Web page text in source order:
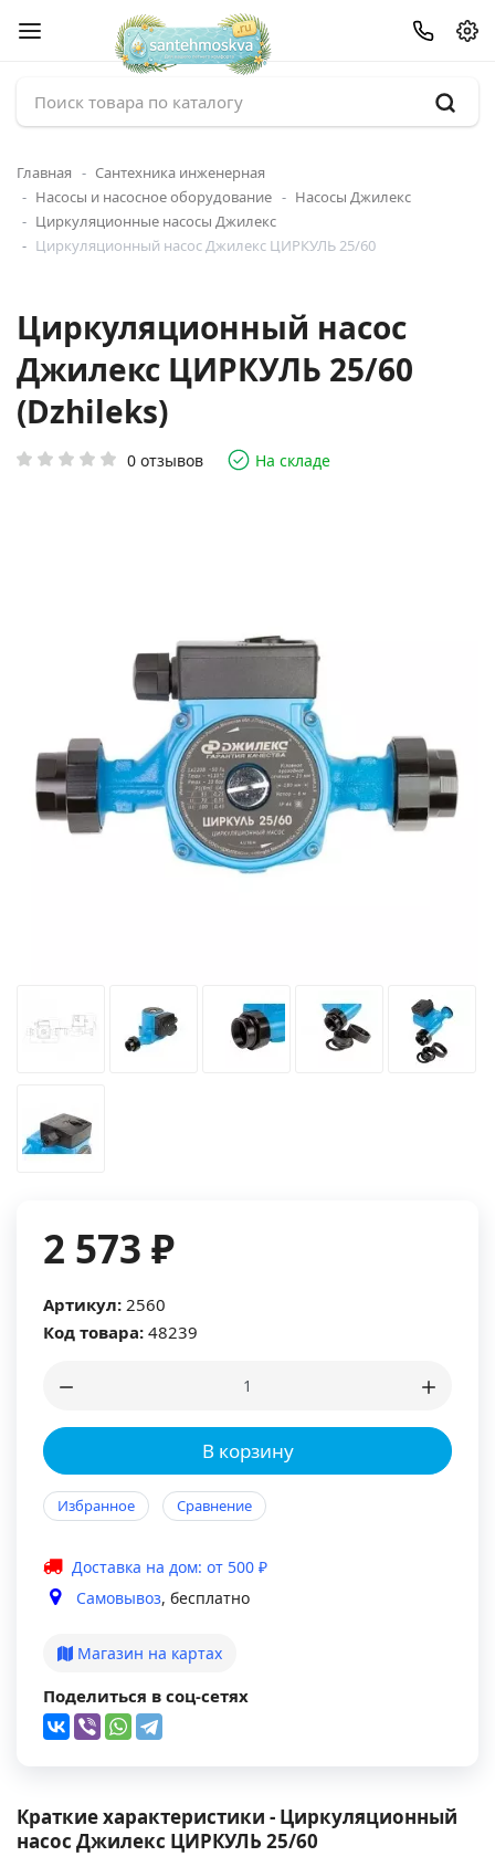
Главная
Сантехника инженерная
Насосы и насосное оборудование
Насосы Джилекс
Циркуляционные насосы Джилекс
Циркуляционный насос Джилекс ЦИРКУЛЬ 25/60
Циркуляционный насос
Джилекс ЦИРКУЛЬ 25/60
(Dzhileks)
0 отзывов На складе
2 573 ₽
Артикул: 2560
Код товара: 48239
В корзину
Избранное Сравнение
Доставка на дом: от 500 ₽
Самовывоз, бесплатно
Магазин на картах
Поделиться в соц-сетях
Краткие характеристики - Циркуляционный
насос Джилекс ЦИРКУЛЬ 25/60